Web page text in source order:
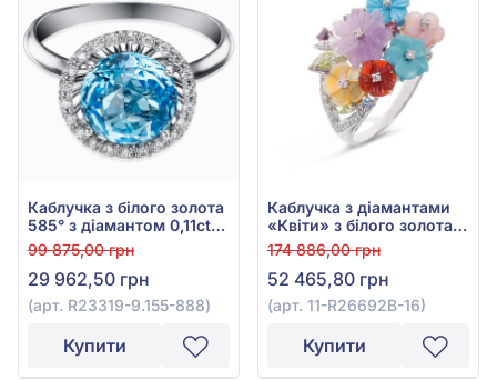
Каблучка з білого золота
585° з діамантом 0,11ct
та топазом Swiss Blue
4,35ct, арт. R23319-
9.155-888
99 875,00 грн
29 962,50 грн
(арт. R23319-9.155-888)
Купити
Каблучка з діамантами
«Квіти» з білого золота
585°, Діамант 0,23ct,
Топаз блакитний 0,06ct,
Аметист 1,06ct, Гранат
родоліт 0,12ct, Бірюза
1,43ct, Хризоліт 0,78ct,
Перламутр 1,2ct, Топаз
безбарвний 0,47ct, арт.
174 886,00 грн
52 465,80 грн
(арт. 11-R26692В-16)
Купити